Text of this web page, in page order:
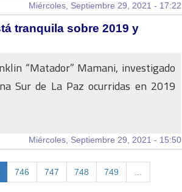
Miércoles, Septiembre 29, 2021 - 17:22
tranquila sobre 2019 y
“Matador” Mamani, investigado
Sur de La Paz ocurridas en 2019
Miércoles, Septiembre 29, 2021 - 15:50
746 747 748 749